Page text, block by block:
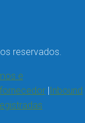
reservados.
e
Inbound